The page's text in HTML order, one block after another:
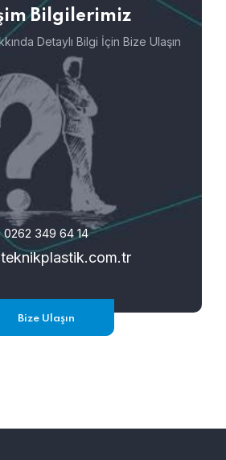
Bilgilerimiz
Detaylı Bilgi İçin Bize Ulaşın
0262 349 64 14
Bize Ulaşın